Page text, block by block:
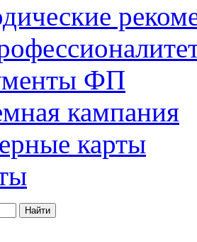
ФП
кампания
карты